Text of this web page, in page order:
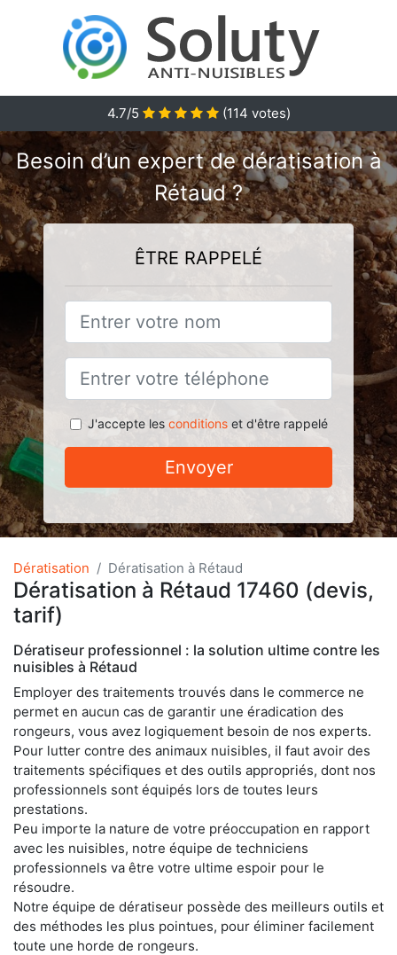
4.7/5 (114 votes)
Besoin d’un expert de dératisation à
Rétaud ?
ÊTRE RAPPELÉ
J'accepte les conditionset d'être rappelé
Envoyer
Dératisation Dératisation à Rétaud
Dératisation à Rétaud 17460 (devis,
tarif)
Dératiseur professionnel : la solution ultime contre les
nuisibles à Rétaud
Employer des traitements trouvés dans le commerce ne
permet en aucun cas de garantir une éradication des
rongeurs, vous avez logiquement besoin de nos experts.
Pour lutter contre des animaux nuisibles, il faut avoir des
traitements spécifiques et des outils appropriés, dont nos
professionnels sont équipés lors de toutes leurs
prestations.
Peu importe la nature de votre préoccupation en rapport
avec les nuisibles, notre équipe de techniciens
professionnels va être votre ultime espoir pour le
résoudre.
Notre équipe de dératiseur possède des meilleurs outils et
des méthodes les plus pointues, pour éliminer facilement
toute une horde de rongeurs.